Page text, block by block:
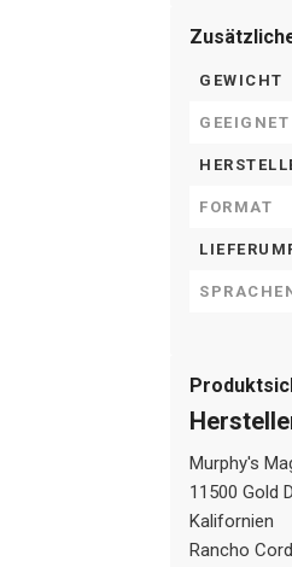
GEWICHT
GEEIGNET
FORMAT
Murphy's
11500 Gold
Kalifornien
Rancho